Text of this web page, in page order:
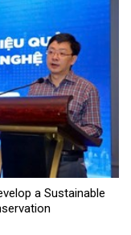
a Sustainable